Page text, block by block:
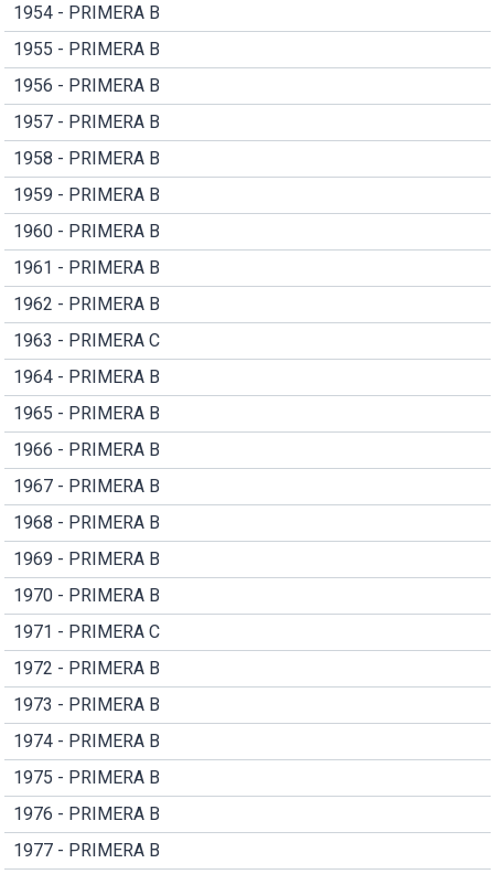
1954 - PRIMERA B
1955 - PRIMERA B
1956 - PRIMERA B
1957 - PRIMERA B
1958 - PRIMERA B
1959 - PRIMERA B
1960 - PRIMERA B
1961 - PRIMERA B
1962 - PRIMERA B
1963 - PRIMERA C
1964 - PRIMERA B
1965 - PRIMERA B
1966 - PRIMERA B
1967 - PRIMERA B
1968 - PRIMERA B
1969 - PRIMERA B
1970 - PRIMERA B
1971 - PRIMERA C
1972 - PRIMERA B
1973 - PRIMERA B
1974 - PRIMERA B
1975 - PRIMERA B
1976 - PRIMERA B
1977 - PRIMERA B